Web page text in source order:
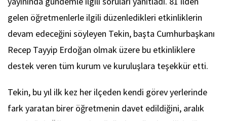
gelen öğretmenlerle ilgili düzenledikleri etkinliklerin
devam edeceğini söyleyen Tekin, başta Cumhurbaşkanı
Recep Tayyip Erdoğan olmak üzere bu etkinliklere
destek veren tüm kurum ve kuruluşlara teşekkür etti.
Tekin, bu yıl ilk kez her ilçeden kendi görev yerlerinde
fark yaratan birer öğretmenin davet edildiğini, aralık